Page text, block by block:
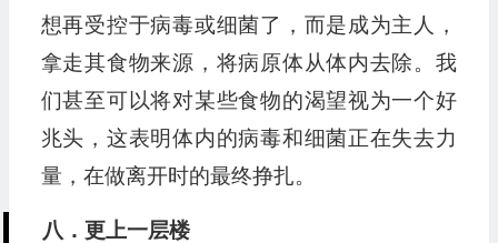
想再受控于病毒或细菌了，而是成为主人，
拿走其食物来源，将病原体从体内去除。我
们甚至可以将对某些食物的渴望视为一个好
兆头，这表明体内的病毒和细菌正在失去力
量，在做离开时的最终挣扎。
八．更上一层楼